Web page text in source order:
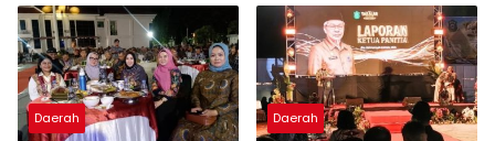
Pelayanan Kesehatan
Berkualitas
2026
Daerah Daerah